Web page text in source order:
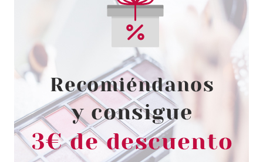
ESSENCE
ESSENCE HELLO GOOD STUFF!
HYDRO GEL 48h INTENSE
SERUM FACIAL 30 ML
-18%
desde
4.10€